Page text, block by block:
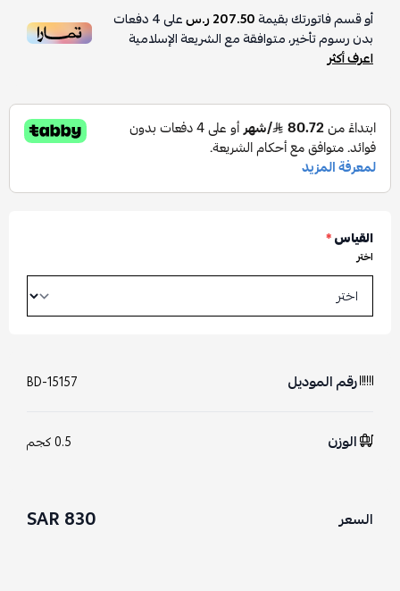
أو قسم فاتورتك بقيمة207.50 ر.س على4دفعات
بدون رسوم تأخير، متوافقة مع الشريعة الإسلامية
اعرف أكثر
القياس*
اختر
رقم الموديل BD-15157
الوزن 0.5 كجم
السعر 830 SAR